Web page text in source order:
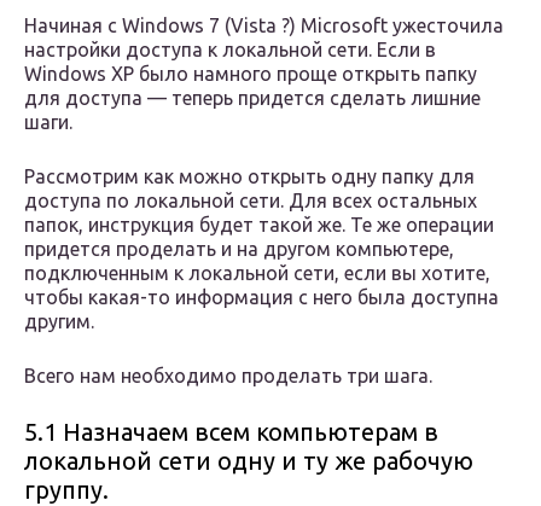
Начиная с Windows 7 (Vista ?) Microsoft ужесточила
настройки доступа к локальной сети. Если в
Windows XP было намного проще открыть папку
для доступа — теперь придется сделать лишние
шаги.
Рассмотрим как можно открыть одну папку для
доступа по локальной сети. Для всех остальных
папок, инструкция будет такой же. Те же операции
придется проделать и на другом компьютере,
подключенным к локальной сети, если вы хотите,
чтобы какая-то информация с него была доступна
другим.
Всего нам необходимо проделать три шага.
5.1 Назначаем всем компьютерам в
локальной сети одну и ту же рабочую
группу.